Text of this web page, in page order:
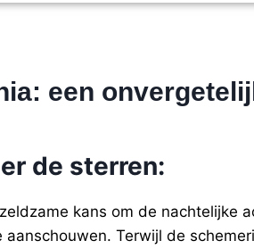
een
de sterren:
kans om de nachtelijke
Terwijl de